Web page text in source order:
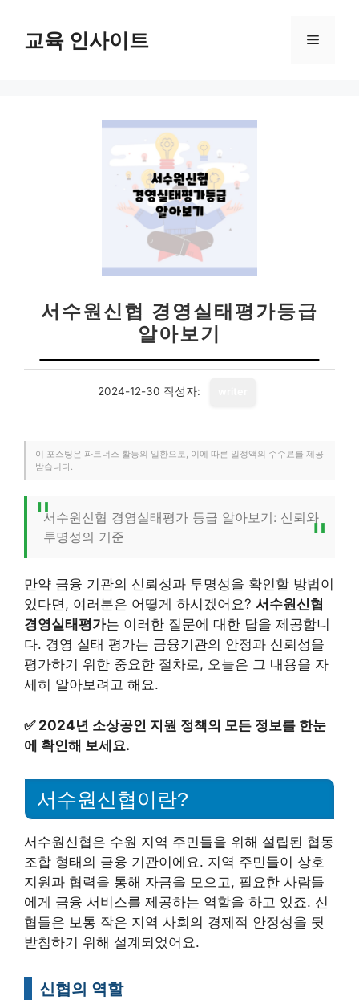
교육 인사이트 메
서수원신협 경영실태평가등급
알아보기
2024-12-30 작성자:
이 포스팅은 파트너스 활동의 일환으로, 이에 따른 일정액의 수수료를 제공
받습니다.
서수원신협 경영실태평가 등급 알아보기: 신뢰와
투명성의 기준
만약 금융 기관의 신뢰성과 투명성을 확인할 방법이
있다면, 여러분은 어떻게 하시겠어요? 서수원신협
경영실태평가는 이러한 질문에 대한 답을 제공합니
다. 경영 실태 평가는 금융기관의 안정과 신뢰성을
평가하기 위한 중요한 절차로, 오늘은 그 내용을 자
세히 알아보려고 해요.
✅ 2024년 소상공인 지원 정책의 모든 정보를 한눈
에 확인해 보세요.
서수원신협이란?
서수원신협은 수원 지역 주민들을 위해 설립된 협동
조합 형태의 금융 기관이에요. 지역 주민들이 상호
지원과 협력을 통해 자금을 모으고, 필요한 사람들
에게 금융 서비스를 제공하는 역할을 하고 있죠. 신
협들은 보통 작은 지역 사회의 경제적 안정성을 뒷
받침하기 위해 설계되었어요.
신협의 역할